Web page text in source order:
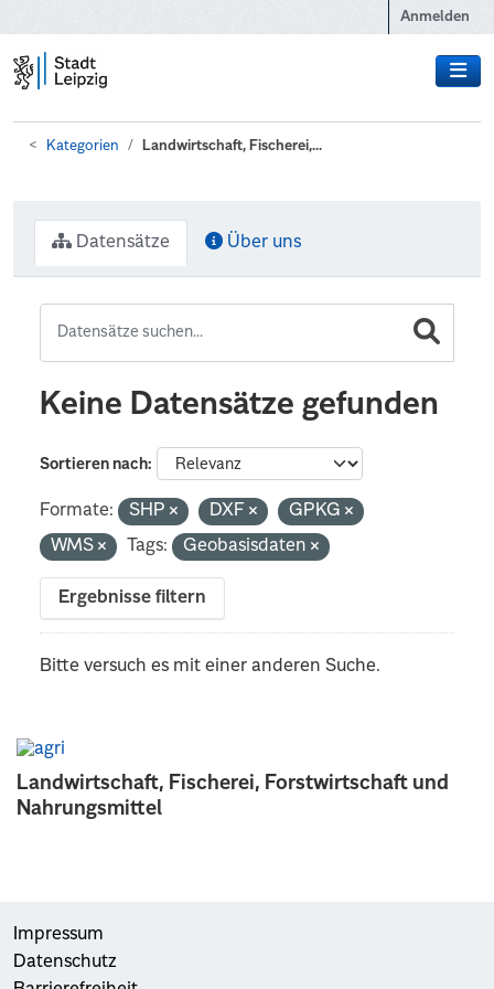
Anmelden
Kategorien Landwirtschaft, Fischerei,...
Landwirtschaft, Fischerei, Forstwirtschaft und
Nahrungsmittel
Datensätze Über uns
Keine Datensätze gefunden
Sortieren nach
Formate: SHP DXF
GPKG
WMS
Tags: Geobasisdaten
Ergebnisse filtern
Bitte versuch es mit einer anderen Suche.
Impressum
Datenschutz